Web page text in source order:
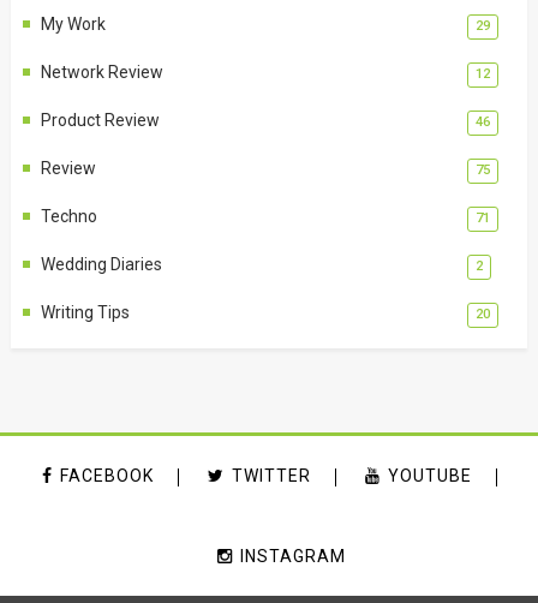
My Work 29
Network Review 12
Product Review 46
Review 75
Techno 71
Wedding Diaries 2
Writing Tips 20
FACEBOOK TWITTER YOUTUBE
INSTAGRAM